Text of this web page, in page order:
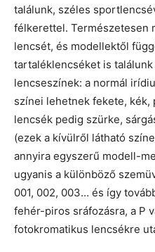
találunk, széles
félkerettel. Természetesen
lencsét, és modellektől
tartaléklencséket is
lencseszínek: a normál
színei lehetnek fekete, kék,
lencsék pedig szürke,
(ezek a kívülről látható
annyira egyszerű modell-
ugyanis a különböző
001, 002, 003… és így
fehér-piros sráfozásra, a P
fotokromatikus lencsékre